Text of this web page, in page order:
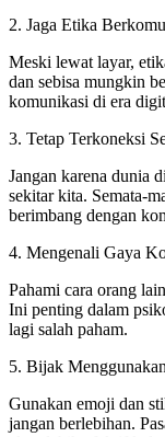
2. Jaga Etika
Meski lewat layar,
dan sebisa mungkin
komunikasi di era
3. Tetap Terkoneksi
Jangan karena dunia
sekitar kita. Semata-
berimbang dengan
4. Mengenali Gaya
Pahami cara orang
Ini penting dalam
lagi salah paham.
5. Bijak
Gunakan emoji dan
jangan berlebihan.